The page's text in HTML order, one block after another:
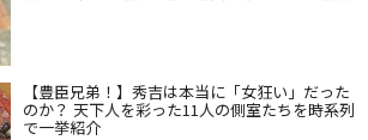
【豊臣兄弟！】秀吉は本当に「女狂い」だった
のか？ 天下人を彩った11人の側室たちを時系列
で一挙紹介